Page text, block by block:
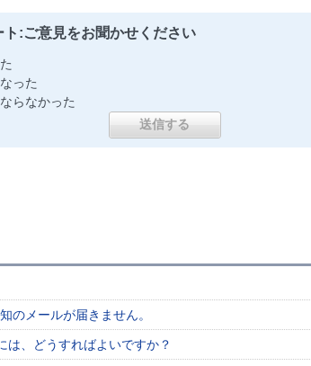
ト:ご意見をお聞かせください
った
らなかった
のメールが届きません。
は、どうすればよいですか？